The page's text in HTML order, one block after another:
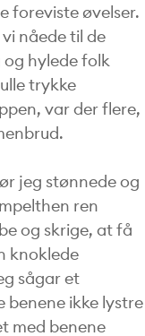
foreviste øvelser.
nåede til de
hylede folk
trykke
var der flere,
jeg stønnede og
ren
og skrige, at få
knoklede
sågar et
benene ikke lystre
med benene